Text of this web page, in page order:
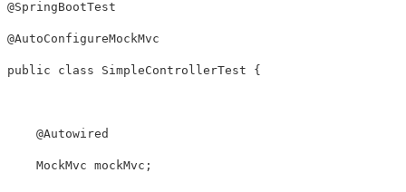
@SpringBootTest
@AutoConfigureMockMvc
public class SimpleControllerTest {
@Autowired
MockMvc mockMvc ;